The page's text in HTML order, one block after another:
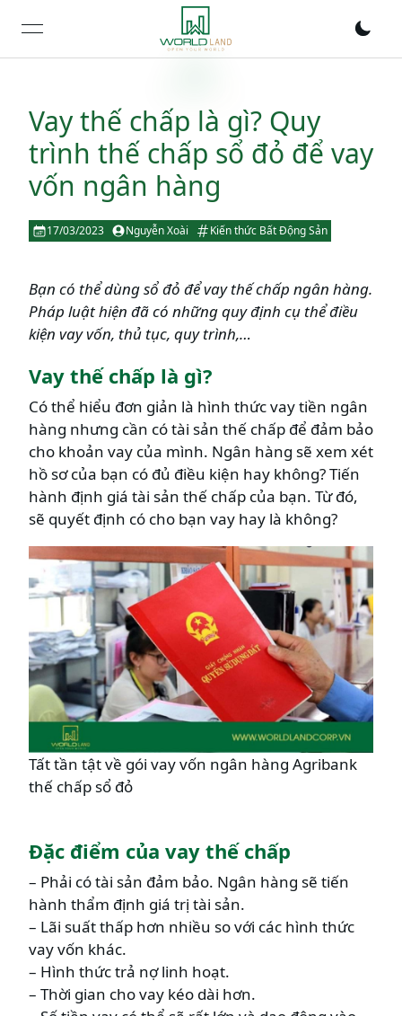
open navigation menu
Vay thế chấp là gì? Quy
trình thế chấp sổ đỏ để vay
vốn ngân hàng
17/03/2023 Nguyễn Xoài Kiến thức Bất Động Sản
Bạn có thể dùng sổ đỏ để vay thế chấp ngân hàng.
Pháp luật hiện đã có những quy định cụ thể điều
kiện vay vốn, thủ tục, quy trình,…
Vay thế chấp là gì?
Có thể hiểu đơn giản là hình thức vay tiền ngân
hàng nhưng cần có tài sản thế chấp để đảm bảo
cho khoản vay của mình. Ngân hàng sẽ xem xét
hồ sơ của bạn có đủ điều kiện hay không? Tiến
hành định giá tài sản thế chấp của bạn. Từ đó,
sẽ quyết định có cho bạn vay hay là không?
Tất tần tật về gói vay vốn ngân hàng Agribank
thế chấp sổ đỏ
Đặc điểm của vay thế chấp
– Phải có tài sản đảm bảo. Ngân hàng sẽ tiến
hành thẩm định giá trị tài sản.
– Lãi suất thấp hơn nhiều so với các hình thức
vay vốn khác.
– Hình thức trả nợ linh hoạt.
– Thời gian cho vay kéo dài hơn.